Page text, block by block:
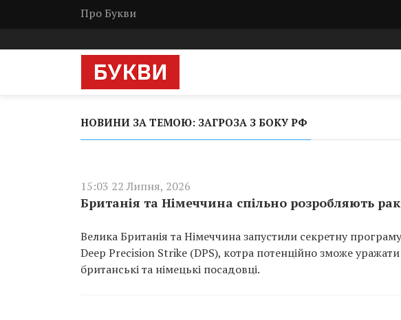
Про Букви
НОВИНИ ЗА ТЕМОЮ: ЗАГРОЗА З БОКУ РФ
15:03 22 Липня, 2026
Британія та Німеччина спільно розробляють
Велика Британія та Німеччина запустили секретну
Deep Precision Strike (DPS), котра потенційно зможе
британські та німецькі посадовці.